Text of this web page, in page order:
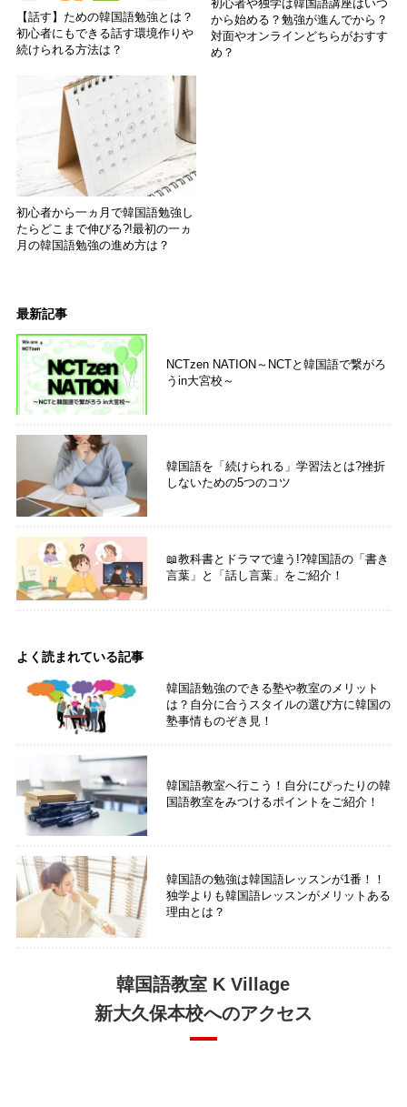
【話す】ための韓国語勉強とは？
初心者にもできる話す環境作りや
続けられる方法は？
初心者や独学は韓国語講座はいつ
から始める？勉強が進んでから？
対面やオンラインどちらがおすす
め？
初心者から一ヵ月で韓国語勉強し
たらどこまで伸びる?!最初の一ヵ
月の韓国語勉強の進め方は？
最新記事
NCTzen NATION～NCTと韓国語で繋がろ
うin大宮校～
韓国語を「続けられる」学習法とは?挫折
しないための5つのコツ
📖教科書とドラマで違う!?韓国語の「書き
言葉」と「話し言葉」をご紹介！
よく読まれている記事
韓国語勉強のできる塾や教室のメリット
は？自分に合うスタイルの選び方に韓国の
塾事情ものぞき見！
韓国語教室へ行こう！自分にぴったりの韓
国語教室をみつけるポイントをご紹介！
韓国語の勉強は韓国語レッスンが1番！！
独学よりも韓国語レッスンがメリットある
理由とは？
韓国語教室 K Village
新大久保本校へのアクセス